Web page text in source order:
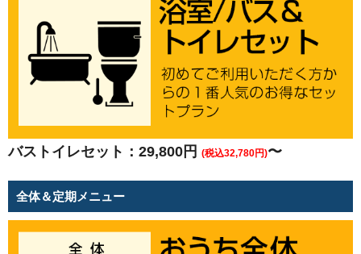
バストイレセット：29,800円 (税込32,780円)〜
全体＆定期メニュー